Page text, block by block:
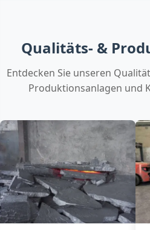
FeSi inoculant
inoculant Si 75
FeSi 75 (high‑purity)
Si:
Ca:
+3
Qualitäts- &
Entdecken Sie unseren
Produktionsanlagen und